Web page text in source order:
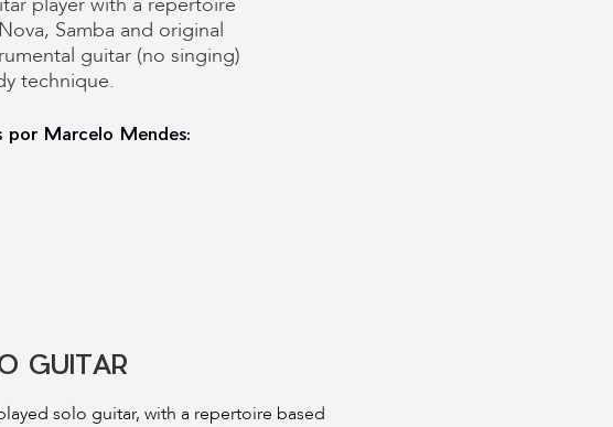
Samba and original
guitar (no singing)
technique.
por Marcelo Mendes:
GUITAR
solo guitar, with a repertoire based